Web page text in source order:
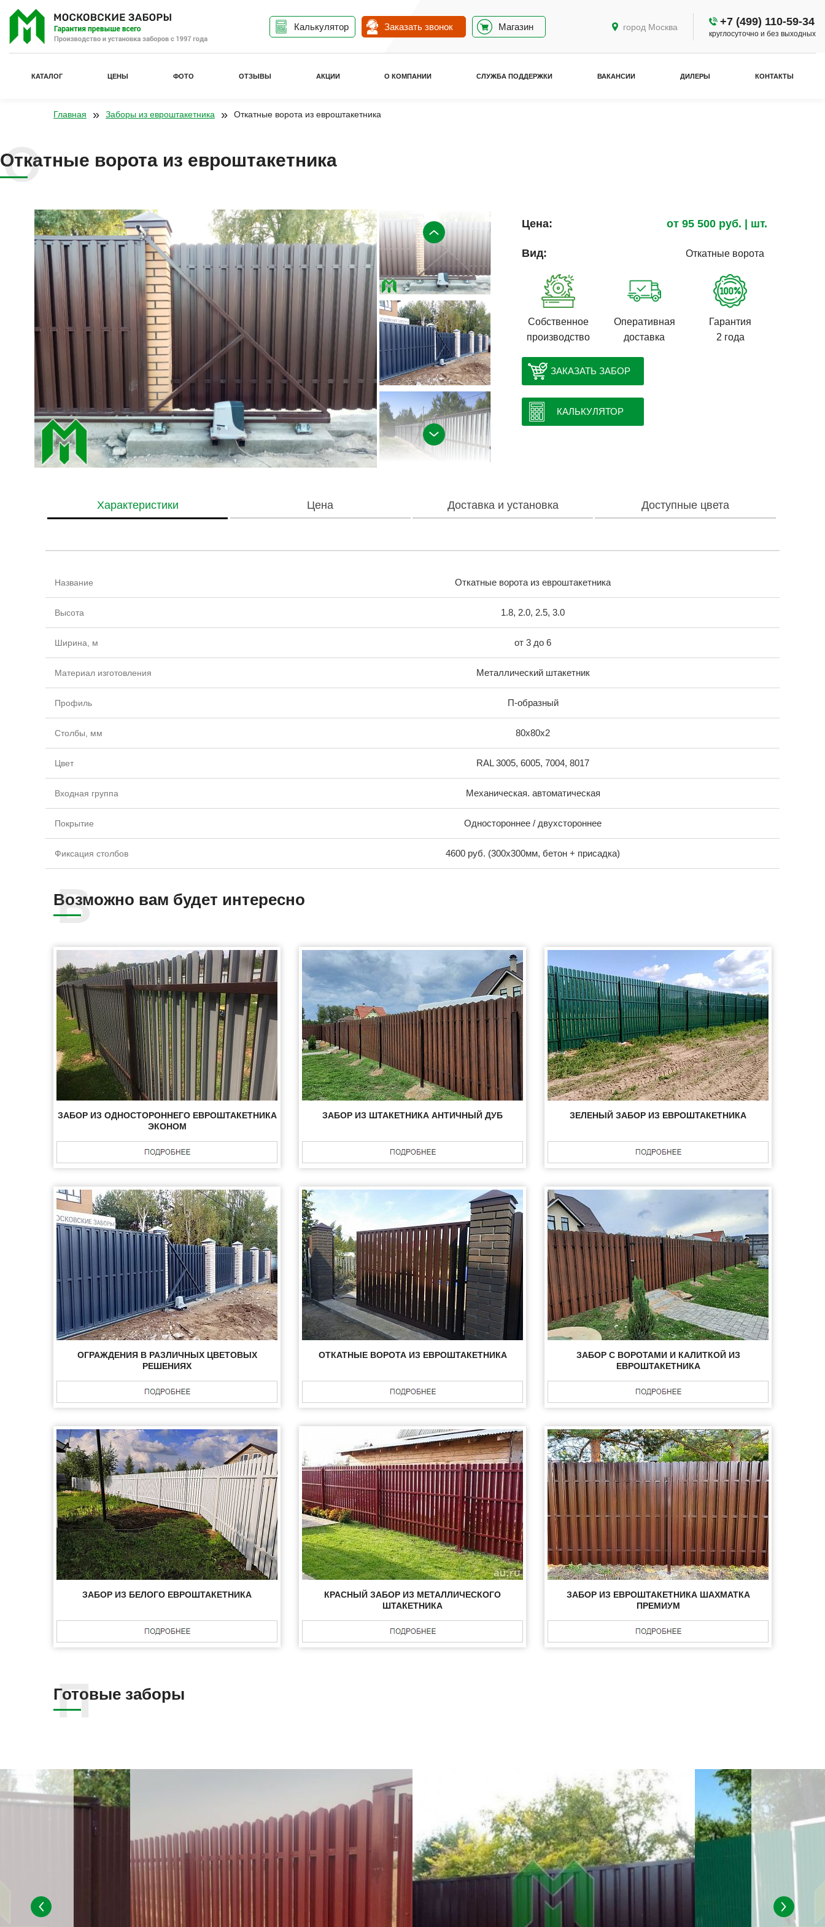
Калькулятор Заказать звонок Магазин
КАТАЛОГ ЦЕНЫ ФОТО ОТЗЫВЫ АКЦИИ О КОМПАНИИ СЛУЖБА ПОДДЕРЖКИ ВАКАНСИИ ДИЛЕРЫ КОНТАКТЫ
город Москва +7 (499) 110-59-34
круглосуточно и без выходных
Главная » Заборы из евроштакетника » Откатные ворота из евроштакетника
Откатные ворота из евроштакетника
Цена: от 95 500 руб. | шт.
Вид: Откатные ворота
Собственное
производство
Оперативная
доставка
Гарантия
2 года
ЗАКАЗАТЬ ЗАБОР
КАЛЬКУЛЯТОР
Характеристики Цена Доставка и установка Доступные цвета
Название Откатные ворота из евроштакетника
Высота 1.8, 2.0, 2.5, 3.0
Ширина, м от 3 до 6
Материал изготовления Металлический штакетник
Профиль П-образный
Столбы, мм 80х80х2
Цвет RAL 3005, 6005, 7004, 8017
Входная группа Механическая. автоматическая
Покрытие Одностороннее / двухстороннее
Фиксация столбов 4600 руб. (300х300мм, бетон + присадка)
Возможно вам будет интересно
ЗАБОР ИЗ ОДНОСТОРОННЕГО ЕВРОШТАКЕТНИКА
ЭКОНОМ
ЗАБОР ИЗ ШТАКЕТНИКА АНТИЧНЫЙ ДУБ ЗЕЛЕНЫЙ ЗАБОР ИЗ ЕВРОШТАКЕТНИКА
ОГРАЖДЕНИЯ В РАЗЛИЧНЫХ ЦВЕТОВЫХ
РЕШЕНИЯХ
ОТКАТНЫЕ ВОРОТА ИЗ ЕВРОШТАКЕТНИКА
ЗАБОР С ВОРОТАМИ И КАЛИТКОЙ ИЗ
ЕВРОШТАКЕТНИКА
ЗАБОР ИЗ БЕЛОГО ЕВРОШТАКЕТНИКА
КРАСНЫЙ ЗАБОР ИЗ МЕТАЛЛИЧЕСКОГО
ШТАКЕТНИКА
ЗАБОР ИЗ ЕВРОШТАКЕТНИКА ШАХМАТКА
ПРЕМИУМ
Готовые заборы